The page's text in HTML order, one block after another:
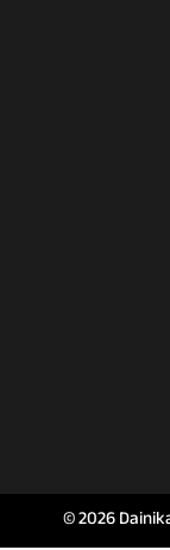
© 2026